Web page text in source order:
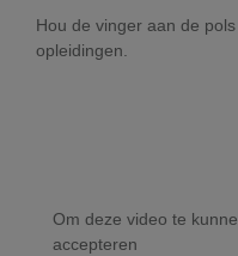
Hou de vinger aan de
opleidingen.
Om deze video te
accepteren